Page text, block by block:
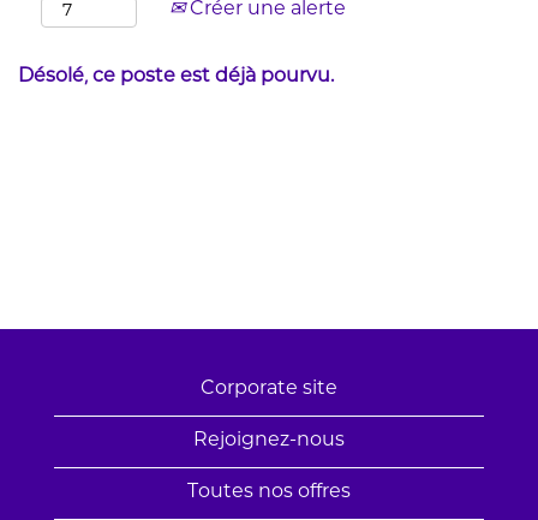
Créer une alerte
Désolé, ce poste est déjà pourvu.
Corporate site
Rejoignez-nous
Toutes nos offres